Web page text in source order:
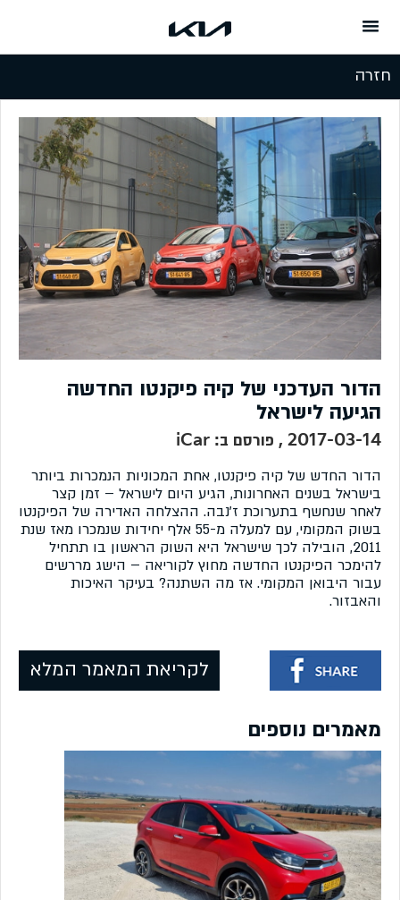
חזרה
הדור העדכני של קיה פיקנטו החדשה
הגיעה לישראל
2017-03-14 , פורסם ב: iCar
הדור החדש של קיה פיקנטו, אחת המכוניות הנמכרות ביותר
בישראל בשנים האחרונות, הגיע היום לישראל – זמן קצר
לאחר שנחשף בתערוכת ז'נבה. ההצלחה האדירה של הפיקנטו
בשוק המקומי, עם למעלה מ-55 אלף יחידות שנמכרו מאז שנת
2011, הובילה לכך שישראל היא השוק הראשון בו תתחיל
להימכר הפיקנטו החדשה מחוץ לקוריאה – הישג מררשים
עבור היבואן המקומי. אז מה השתנה? בעיקר האיכות
והאבזור.
לקריאת המאמר המלא
מאמרים נוספים